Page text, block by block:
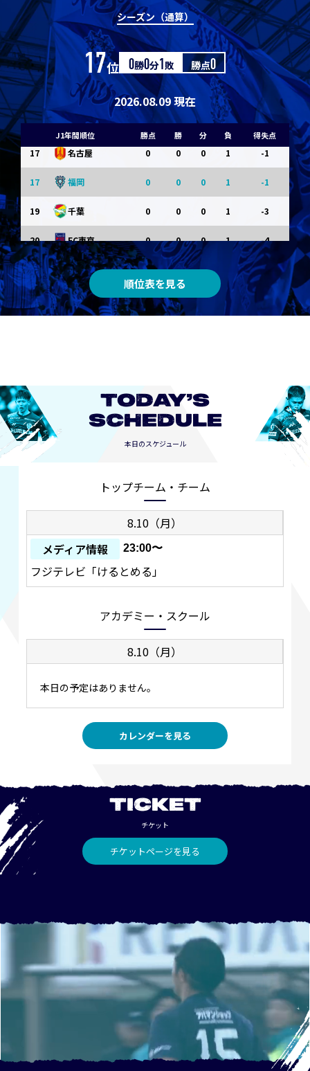
シーズン（通算）
17位 0勝0分1敗 勝点0
2026.08.09 現在
J1年間順位 勝点 勝 分 負 得失点
12 浦和 0 0 0 1 -1
横浜FM 0 0 1 -1
14 水戸 0 0 1 -1
14 京都 0 0 1 -1
14 岡山 0 0 0 1 -1
17 名古屋 0 0 0 1 -1
17 福岡 0 0 0 1 -1
19 千葉 0 0 0 1 -3
20 FC東京 0 0 0 1 -4
順位表を見る
TODAY’S
SCHEDULE
本日のスケジュール
トップチーム・チーム
8.10（月）
メディア情報
23:00〜
フジテレビ「けるとめる」
アカデミー・スクール
8.10（月）
本日の予定はありません。
カレンダーを見る
TICKET
チケット
チケットページを見る